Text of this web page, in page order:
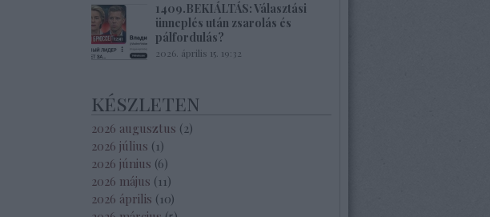
1409.BEKIÁLTÁS: Választási
ünneplés után zsarolás és
pálfordulás?
2026. április 15. 19:32
készleten
2026 augusztus (2)
2026 július ( 1)
2026 június (6)
2026 május ( 11)
2026 április ( 10)